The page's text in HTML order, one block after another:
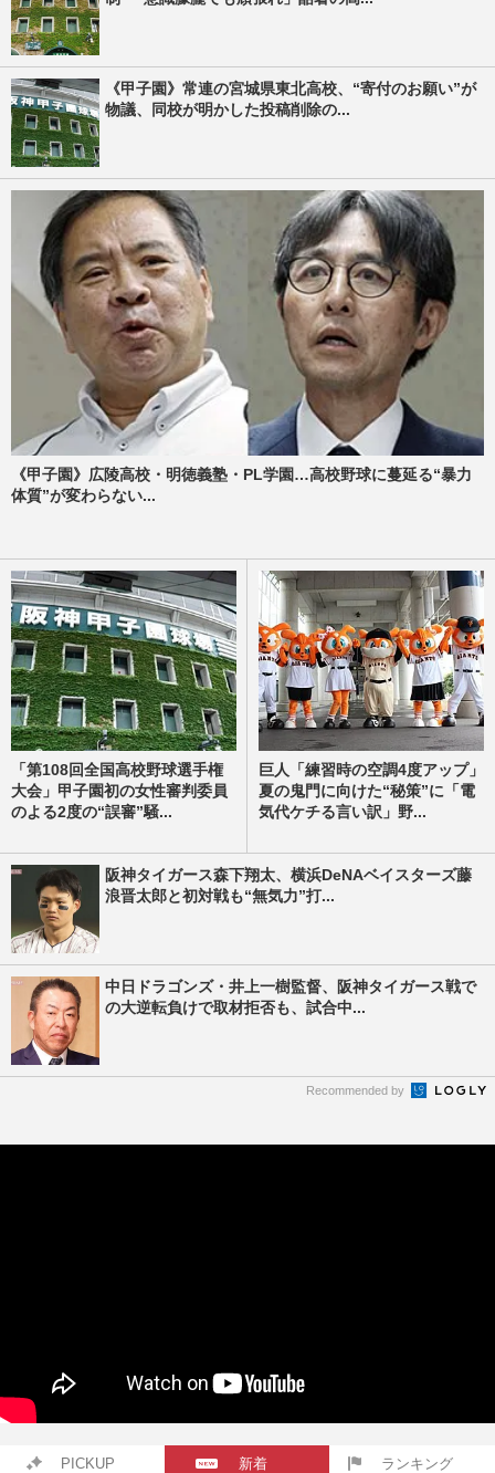
《甲子園》常連の宮城県東北高校、“寄付のお願い”が
物議、同校が明かした投稿削除の...
《甲子園》広陵高校・明徳義塾・PL学園…高校野球に蔓延る“暴力
体質”が変わらない...
「第108回全国高校野球選手権
大会」甲子園初の女性審判委員
のよる2度の“誤審”騒...
巨人「練習時の空調4度アップ」
夏の鬼門に向けた“秘策”に「電
気代ケチる言い訳」野...
阪神タイガース森下翔太、横浜DeNAベイスターズ藤
浪晋太郎と初対戦も“無気力”打...
中日ドラゴンズ・井上一樹監督、阪神タイガース戦で
の大逆転負けで取材拒否も、試合中...
Recommended by
PICKUP 新着 ランキング